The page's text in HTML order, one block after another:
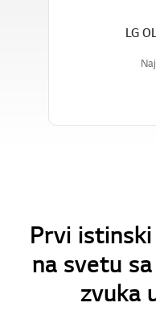
LG
Prvi istinski
na svetu
zvuka